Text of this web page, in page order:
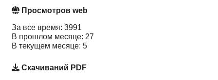
Просмотров web
За все время: 3991
В прошлом месяце: 27
В текущем месяце: 5
Скачиваний PDF